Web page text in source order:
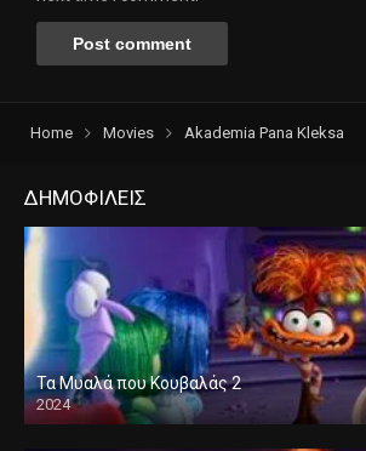
Home Movies Akademia Pana Kleksa
ΔΗΜΟΦΙΛΕΙΣ
Τα Μυαλά που Κουβαλάς 2
2024